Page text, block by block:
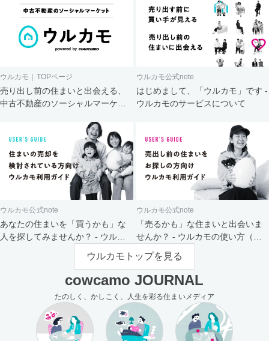
ウルカモ｜TOPページ
売り出し前の住まいと出会える、
中古不動産のソーシャルマーケッ
ウルカモ公式note
はじめまして、「ウルカモ」です -
ウルカモのサービスについて
ウルカモ公式note
あなたの住まいを「買うかも」な
人を探してみませんか？ - ウルカ
ウルカモ公式note
「売るかも」な住まいと出会いま
せんか？ - ウルカモの使い方（買
主さま向け）
ウルカモトップを見る
cowcamo JOURNAL
たのしく、かしこく、人生を彩る住まいメディア